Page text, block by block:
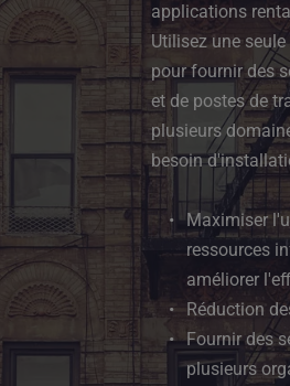
applications
Utilisez une
pour fournir des
et de postes de
plusieurs
besoin
Maximiser
ressources
améliorer
Réduction
Fournir des
plusieurs